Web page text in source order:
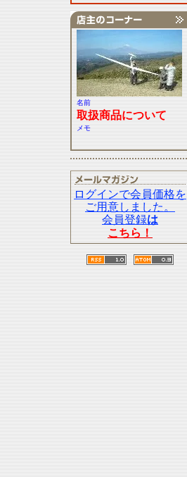
名前
取扱商品について
メモ
ログインで会員価格を
ご用意しました。
会員登録は
こちら！